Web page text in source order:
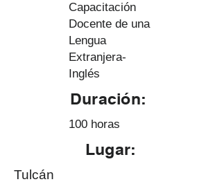
Capacitación
Docente de una
Lengua
Extranjera-
Inglés
Duración:
100 horas
Lugar:
Tulcán